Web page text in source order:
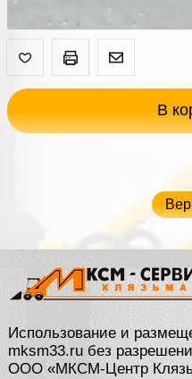
В
Использование и
mksm33.ru без
ООО «МКСМ-Центр